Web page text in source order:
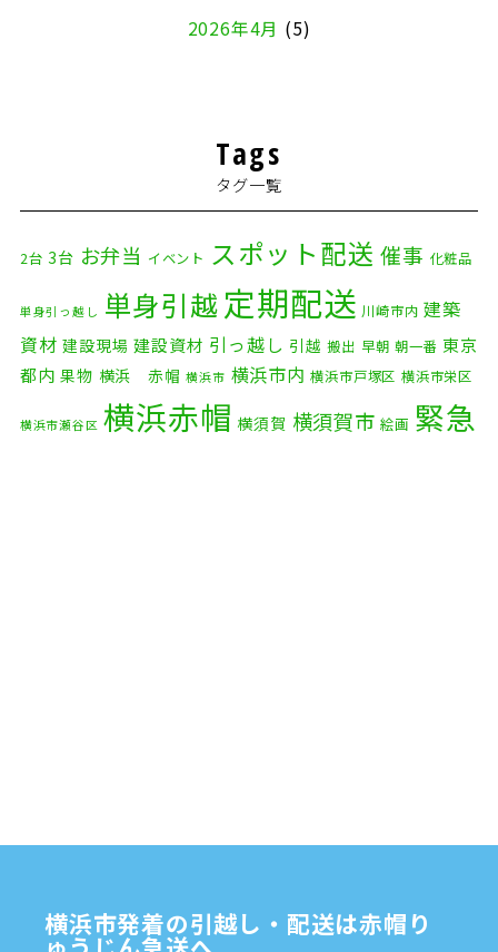
2026年4月 (5)
2026年1月
2025年11月(4)
2025年10月(9)
2025年9月
(3)
2025年8月(2)
2025年7月(6)
2024年9月(2)
2024年7月
(8)
Tags
タグ一覧
2台 3台 お弁当 イベント スポット配送 催事 化粧品
単身引っ越し 単身引越 定期配送 川崎市内 建築
資材 建設現場 建設資材 引っ越し 引越 搬出 早朝 朝一番 東京
都内 果物 横浜 赤帽 横浜市 横浜市内 横浜市戸塚区 横浜市栄区
横浜市瀬谷区 横浜赤帽 横須賀 横須賀市 絵画 緊急
横浜市発着の引越し・配送は赤帽り